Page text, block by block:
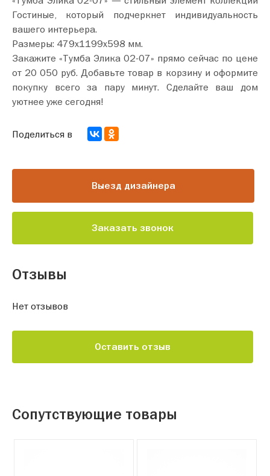
Гостиные, который подчеркнет индивидуальность
вашего интерьера.
Размеры: 479х1199х598 мм.
Закажите «Тумба Элика 02-07» прямо сейчас по цене
от 20 050 руб. Добавьте товар в корзину и оформите
покупку всего за пару минут. Сделайте ваш дом
уютнее уже сегодня!
Выезд дизайнера
Заказать звонок
Поделиться в
Отзывы
Нет отзывов
Оставить отзыв
Сопутствующие товары